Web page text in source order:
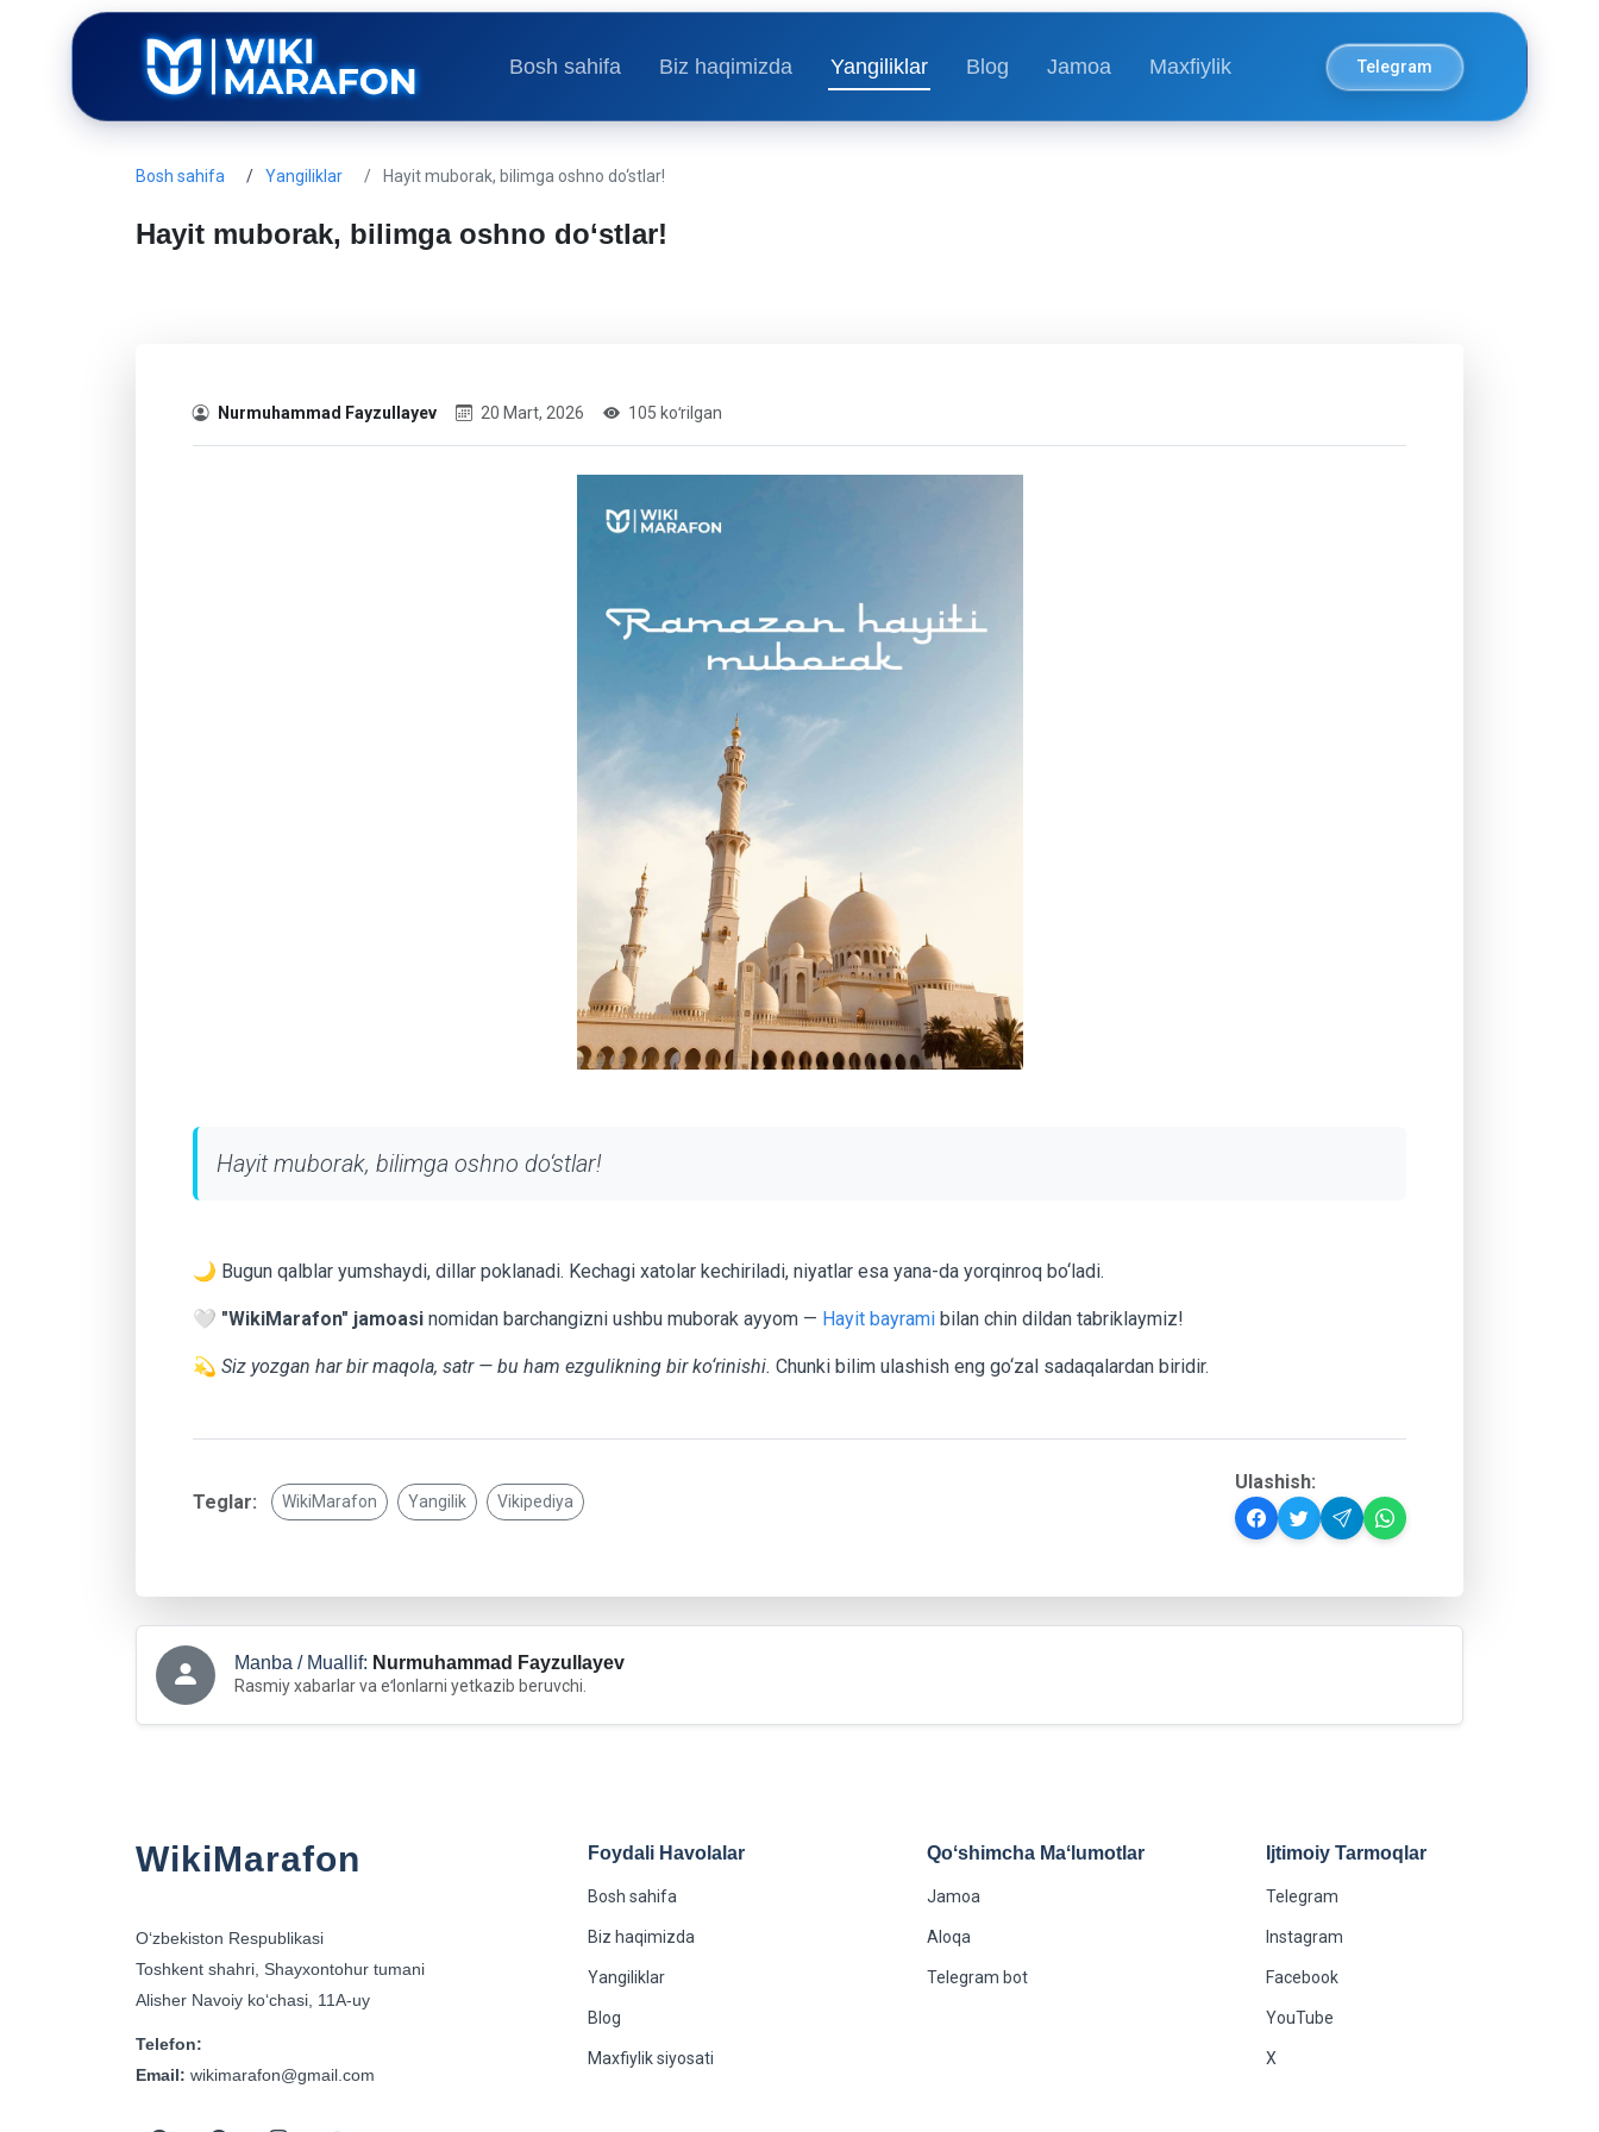
Bosh sahifa Biz haqimizda Yangiliklar Blog Jamoa Maxfiylik Telegram
Bosh sahifa Yangiliklar Hayit muborak, bilimga oshno do‘stlar!
Hayit muborak, bilimga oshno do‘stlar!
Nurmuhammad Fayzullayev 20 Mart, 2026 105 koʻrilgan
Hayit muborak, bilimga oshno do‘stlar!
🌙 Bugun qalblar yumshaydi, dillar poklanadi. Kechagi xatolar kechiriladi, niyatlar esa yana-da yorqinroq bo‘ladi.
🤍 "WikiMarafon" jamoasi nomidan barchangizni ushbu muborak ayyom — Hayit bayrami bilan chin dildan tabriklaymiz!
💫 Siz yozgan har bir maqola, satr — bu ham ezgulikning bir ko‘rinishi. Chunki bilim ulashish eng go‘zal sadaqalardan biridir.
Teglar: WikiMarafon Yangilik Vikipediya
Ulashish:
Manba / Muallif: Nurmuhammad Fayzullayev
Rasmiy xabarlar va eʻlonlarni yetkazib beruvchi.
WikiMarafon
Oʻzbekiston Respublikasi
Toshkent shahri, Shayxontohur tumani
Alisher Navoiy koʻchasi, 11A-uy
Telefon:
Email: wikimarafon@gmail.com
Foydali Havolalar
Bosh sahifa
Biz haqimizda
Yangiliklar
Blog
Maxfiylik siyosati
Qoʻshimcha Maʻlumotlar
Jamoa
Aloqa
Telegram bot
Ijtimoiy Tarmoqlar
Telegram
Instagram
Facebook
YouTube
X